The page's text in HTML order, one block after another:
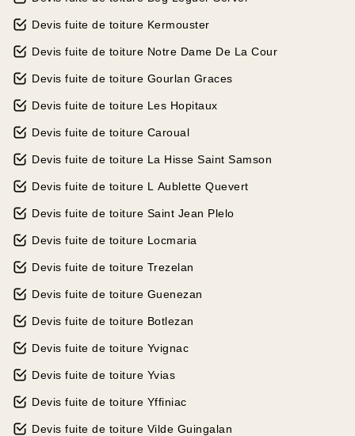
Devis fuite de toiture Kermouster
Devis fuite de toiture Notre Dame De La Cour
Devis fuite de toiture Gourlan Graces
Devis fuite de toiture Les Hopitaux
Devis fuite de toiture Caroual
Devis fuite de toiture La Hisse Saint Samson
Devis fuite de toiture L Aublette Quevert
Devis fuite de toiture Saint Jean Plelo
Devis fuite de toiture Locmaria
Devis fuite de toiture Trezelan
Devis fuite de toiture Guenezan
Devis fuite de toiture Botlezan
Devis fuite de toiture Yvignac
Devis fuite de toiture Yvias
Devis fuite de toiture Yffiniac
Devis fuite de toiture Vilde Guingalan